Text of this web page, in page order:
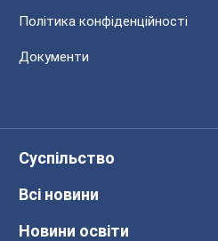
Політика конфіденційності
Документи
Суспільство
Всі новини
Новини освіти